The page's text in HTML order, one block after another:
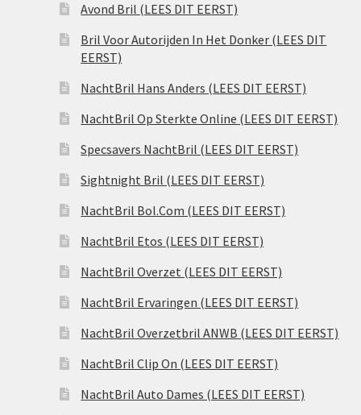
Avond Bril (LEES DIT EERST)
Bril Voor Autorijden In Het Donker (LEES DIT
EERST)
NachtBril Hans Anders (LEES DIT EERST)
NachtBril Op Sterkte Online (LEES DIT EERST)
Specsavers NachtBril (LEES DIT EERST)
Sightnight Bril (LEES DIT EERST)
NachtBril Bol.Com (LEES DIT EERST)
NachtBril Etos (LEES DIT EERST)
NachtBril Overzet (LEES DIT EERST)
NachtBril Ervaringen (LEES DIT EERST)
NachtBril Overzetbril ANWB (LEES DIT EERST)
NachtBril Clip On (LEES DIT EERST)
NachtBril Auto Dames (LEES DIT EERST)